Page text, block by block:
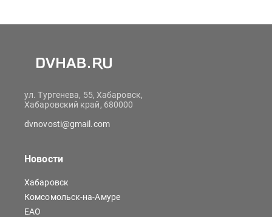
ул. Тургенева, 55, Хабаровск,
Хабаровский край, 680000
dvnovosti@gmail.com
Новости
Хабаровск
Комсомольск-на-Амуре
ЕАО